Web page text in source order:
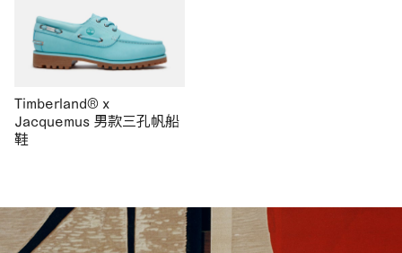
Timberland® x
Jacquemus 男款三孔帆船
鞋